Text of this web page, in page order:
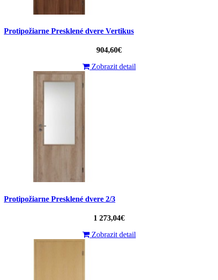
Protipožiarne Presklené dvere Vertikus
904,60€
Zobrazit detail
Protipožiarne Presklené dvere 2/3
1 273,04€
Zobrazit detail